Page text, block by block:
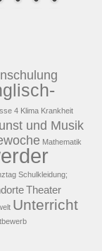
4 Klima Krankheit
und Musik
Mathematik
Schulkleidung;
Theater
Unterricht